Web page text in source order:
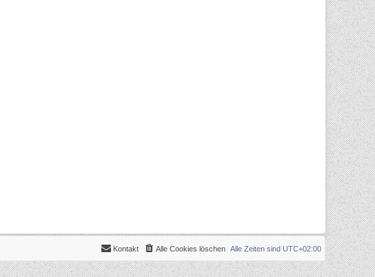
Alle Zeiten sind UTC+02:00
Alle Cookies löschen
Kontakt